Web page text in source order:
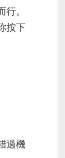
。
按下
過機